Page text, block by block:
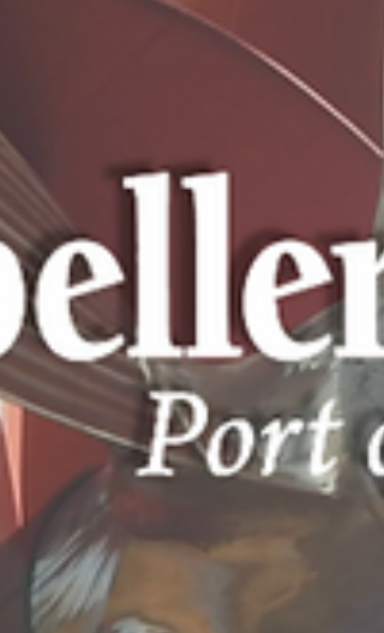
decidido unir fuerzas,
conocimientos y redes para
acelerar la descarbonización del